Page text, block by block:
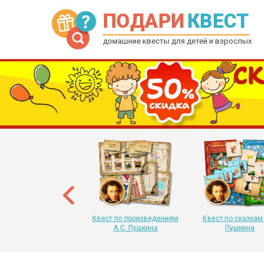
ПОДАРИ КВЕСТ
домашние квесты для детей и взрослых
Квест по произведениям
А.С. Пушкина
Квест по
Пушкина